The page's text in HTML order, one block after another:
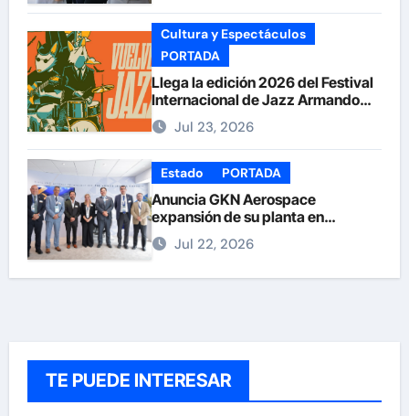
Cultura y Espectáculos
PORTADA
Llega la edición 2026 del Festival
Internacional de Jazz Armando
Nuñez
Jul 23, 2026
Estado PORTADA
Anuncia GKN Aerospace
expansión de su planta en
Chihuahua
Jul 22, 2026
TE PUEDE INTERESAR